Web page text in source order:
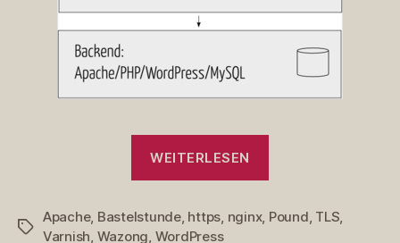
WEITERLESEN
Teil1:
Schlagwörter
Apache, Bastelstunde, https, nginx, Pound, TLS,
Varnish, Wazong, WordPress